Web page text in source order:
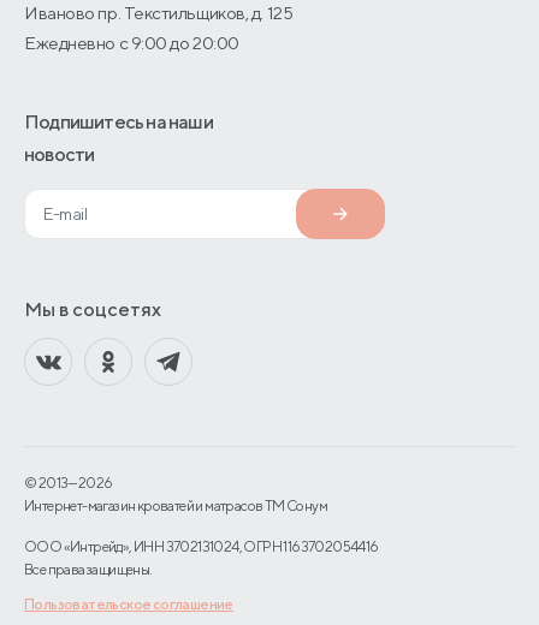
Иваново пр. Текстильщиков, д. 125
Ежедневно с 9:00 до 20:00
Подпишитесь на наши
новости
Мы в соцсетях
© 2013—2026
Интернет-магазин кроватей и матрасов TM Сонум
ООО «Интрейд», ИНН 3702131024, ОГРН 1163702054416
Все права защищены.
Пользовательское соглашение